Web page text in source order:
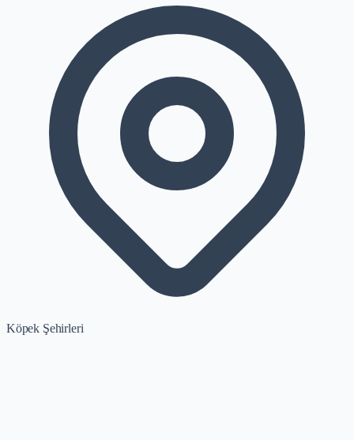
Köpek Şehirleri